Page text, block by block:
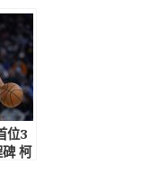
位3
柯